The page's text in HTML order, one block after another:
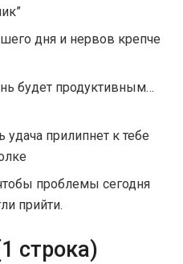
дня и нервов крепче
будет продуктивным…
прилипнет к тебе
проблемы сегодня
прийти.
строка)